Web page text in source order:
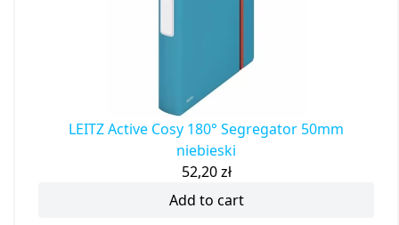
LEITZ Active Cosy 180° Segregator 50mm
niebieski
52,20zł
Add to cart